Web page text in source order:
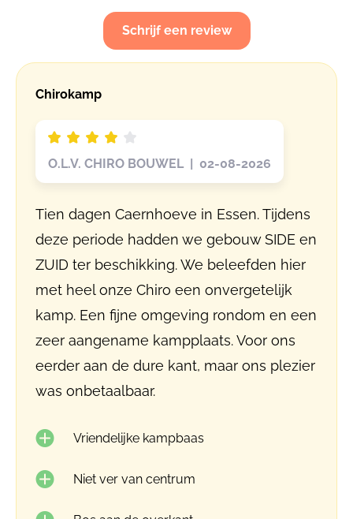
Schrijf een review
Chirokamp
O.L.V. CHIRO BOUWEL | 02-08-2026
Tien dagen Caernhoeve in Essen. Tijdens
deze periode hadden we gebouw SIDE en
ZUID ter beschikking. We beleefden hier
met heel onze Chiro een onvergetelijk
kamp. Een fijne omgeving rondom en een
zeer aangename kampplaats. Voor ons
eerder aan de dure kant, maar ons plezier
was onbetaalbaar.
Vriendelijke kampbaas
Niet ver van centrum